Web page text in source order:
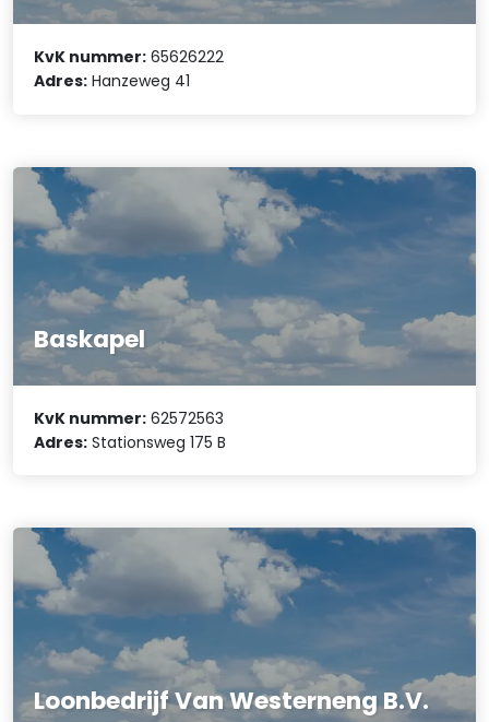
KvK nummer: 65626222
Adres: Hanzeweg 41
Baskapel
KvK nummer: 62572563
Adres: Stationsweg 175 B
Loonbedrijf Van Westerneng B.V.